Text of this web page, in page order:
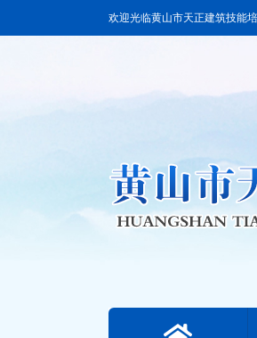
欢迎光临黄山市天正建筑技能